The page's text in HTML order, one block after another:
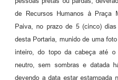
de Recursos Humanos à Praça
Paiva, no prazo de 5 (cinco)
desta Portaria, munido de uma
inteiro, do topo da cabeça até
neutro, sem sombras e datada
devendo a data estar estampada